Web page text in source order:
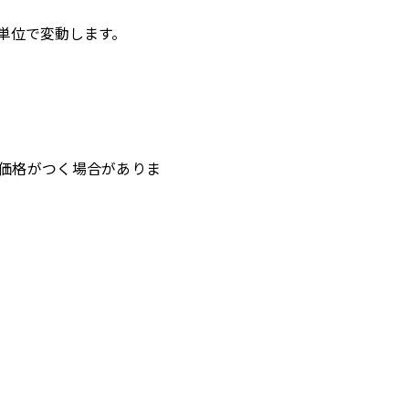
で変動します。
格がつく場合がありま